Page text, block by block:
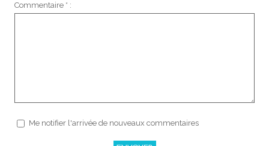
Commentaire * :
Me notifier l'arrivée de nouveaux commentaires